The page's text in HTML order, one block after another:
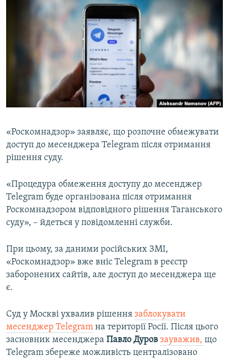
ВСЕ ЗА ДЕНЬ
СПЕЦПРОЕКТИ
ДЕПОРТАЦІЯ
ВІДЕОУРОКИ «ELIFBE»
СВІДЧЕННЯ ОКУПАЦІЇ
УКРАЇНСЬКА ПРОБЛЕМА КРИМУ
ЯК ОБІЙТИ БЛОКУВАННЯ
Qırımtatar
«Роскомнадзор» заявляє, що розпочне обмежувати
доступ до месенджера Telegram після отримання
рішення суду.
«Процедура обмеження доступу до месенджер
Telegram буде організована після отримання
Роскомнадзором відповідного рішення Таганського
суду», – йдеться у повідомленні служби.
При цьому, за даними російських ЗМІ,
«Роскомнадзор» вже вніс Telegram в реєстр
заборонених сайтів, але доступ до месенджера ще
є.
Суд у Москві ухвалив рішення заблокувати
месенджер Telegram на території Росії. Після цього
засновник месенджера Павло Дуров зауважив, що
Telegram збереже можливість централізовано